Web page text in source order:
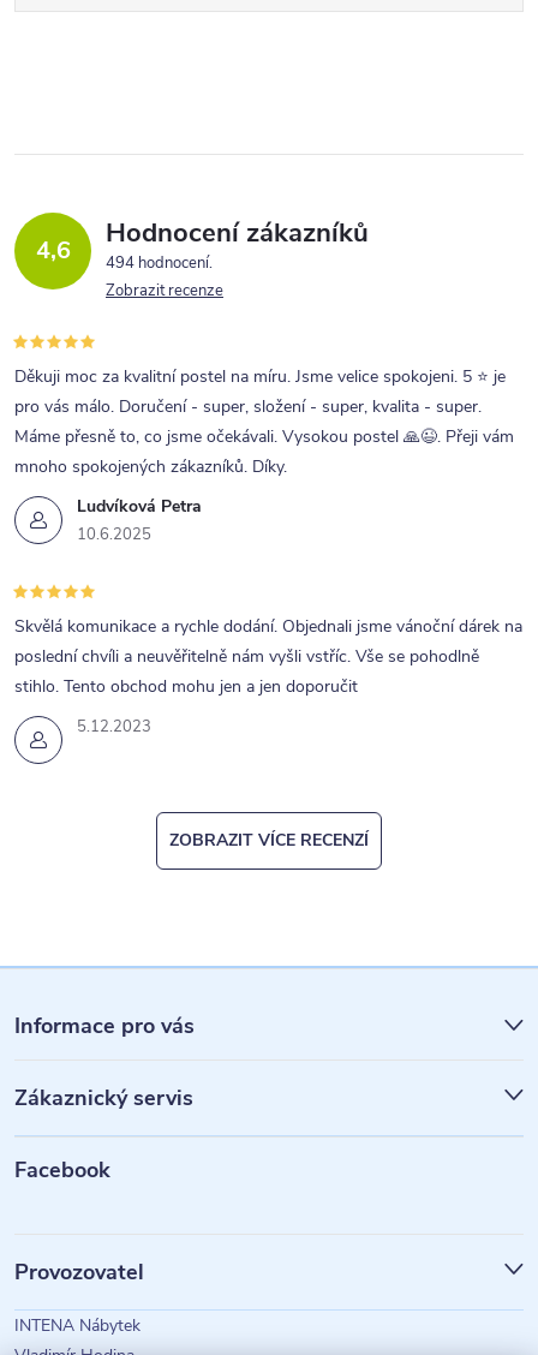
4,6 Hodnocení zákazníků
494 hodnocení
Zobrazit recenze
Ludvíková Petra
10.6.2025
Děkuji moc za kvalitní postel na míru. Jsme velice spokojeni. 5 ⭐ je
pro vás málo. Doručení - super, složení - super, kvalita - super.
Máme přesně to, co jsme očekávali. Vysokou postel 🙏😉. Přeji vám
mnoho spokojených zákazníků. Díky.
5.12.2023
Skvělá komunikace a rychle dodání. Objednali jsme vánoční dárek na
poslední chvíli a neuvěřitelně nám vyšli vstříc. Vše se pohodlně
stihlo. Tento obchod mohu jen a jen doporučit
ZOBRAZIT VÍCE RECENZÍ
á
p
a
Informace pro vás
Zákaznický servis
Facebook
Provozovatel
INTENA Nábytek